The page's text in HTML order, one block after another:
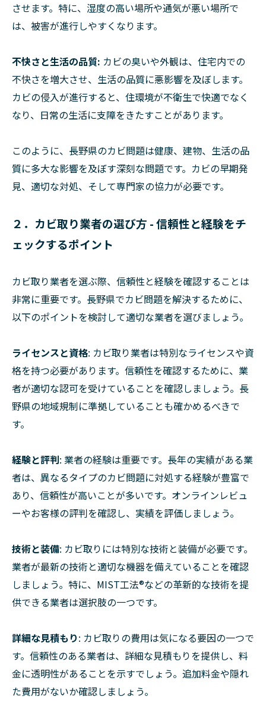
させます。特に、湿度の高い場所や通気が悪い場所で
は、被害が進行しやすくなります。
不快さと生活の品質: カビの臭いや外観は、住宅内での
不快さを増大させ、生活の品質に悪影響を及ぼします。
カビの侵入が進行すると、住環境が不衛生で快適でなく
なり、日常の生活に支障をきたすことがあります。
このように、長野県のカビ問題は健康、建物、生活の品
質に多大な影響を及ぼす深刻な問題です。カビの早期発
見、適切な対処、そして専門家の協力が必要です。
２．カビ取り業者の選び方 - 信頼性と経験をチ
ェックするポイント
カビ取り業者を選ぶ際、信頼性と経験を確認することは
非常に重要です。長野県でカビ問題を解決するために、
以下のポイントを検討して適切な業者を選びましょう。
ライセンスと資格: カビ取り業者は特別なライセンスや資
格を持つ必要があります。信頼性を確認するために、業
者が適切な認可を受けていることを確認しましょう。長
野県の地域規制に準拠していることも確かめるべきで
す。
経験と評判: 業者の経験は重要です。長年の実績がある業
者は、異なるタイプのカビ問題に対処する経験が豊富で
あり、信頼性が高いことが多いです。オンラインレビュ
ーやお客様の評判を確認し、実績を評価しましょう。
技術と装備: カビ取りには特別な技術と装備が必要です。
業者が最新の技術と適切な機器を備えていることを確認
しましょう。特に、MIST工法®などの革新的な技術を提
供できる業者は選択肢の一つです。
詳細な見積もり: カビ取りの費用は気になる要因の一つで
す。信頼性のある業者は、詳細な見積もりを提供し、料
金に透明性があることを示すでしょう。追加料金や隠れ
た費用がないか確認しましょう。